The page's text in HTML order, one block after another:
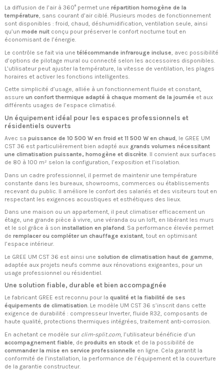
La diffusion de l’air à 360° permet une répartition homogène de la
température, sans courant d’air ciblé. Plusieurs modes de fonctionnement
sont disponibles : froid, chaud, déshumidification, ventilation seule, ainsi
qu’un mode nuit conçu pour préserver le confort nocturne tout en
économisant de l’énergie.
Le contrôle se fait via une télécommande infrarouge incluse , avec possibilité
d’options de pilotage mural ou connecté selon les accessoires disponibles.
L’utilisateur peut ajuster la température, la vitesse de ventilation, les plages
horaires et activer les fonctions intelligentes.
Cette simplicité d’usage, alliée à un fonctionnement fluide et constant,
assure un confort thermique adapté à chaque moment de la journée et aux
différents usages de l’espace climatisé.
Un équipement idéal pour les espaces professionnels et
résidentiels ouverts
Avec sa puissance de 10 500 W en froid et 11 500 W en chaud, le GREE UM
CST 36 est particulièrement bien adapté aux grands volumes nécessitant
une climatisation puissante, homogène et discrète. Il convient aux surfaces
de 80 à 100 m² selon la configuration, l’exposition et l’isolation.
Dans un cadre professionnel, il permet de maintenir une température
constante dans les bureaux, showrooms, commerces ou établissements
recevant du public. Il améliore le confort des salariés et des visiteurs tout en
respectant les exigences acoustiques et esthétiques des lieux.
Dans une maison ou un appartement, il peut climatiser efficacement un
étage, une grande pièce à vivre, une véranda ou un loft, en libérant les murs
et le sol grâce à son installation en plafond. Sa performance élevée permet
de remplacer ou compléter un chauffage existant, tout en optimisant
l’espace intérieur.
Le GREE UM CST 36 est ainsi une solution de climatisation haut de gamme
adaptée aux projets neufs comme aux rénovations exigeantes, pour un
usage professionnel ou résidentiel.
Une solution fiable, durable et bien accompagnée
Le fabricant GREE est reconnu pour la qualité et la fiabilité de ses
équipements de climatisation. Le modèle UM CST 36 s’inscrit dans cette
exigence de durabilité : compresseur Inverter, fluide R32, composants de
haute qualité, protections thermiques intégrées, traitement anti-corrosion.
En achetant ce modèle sur clim-split.com, l’utilisateur bénéficie d’un
accompagnement fiable, de produits en stock et de la possibilité de
commander la mise en service professionnelle en ligne. Cela garantit la
conformité de l’installation, la performance de l’équipement et la couverture
de la garantie constructeur.